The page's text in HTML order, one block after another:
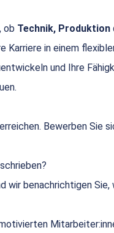
ob Technik, Produktion
Karriere in einem
und Ihre
Bewerben Sie
wir benachrichtigen